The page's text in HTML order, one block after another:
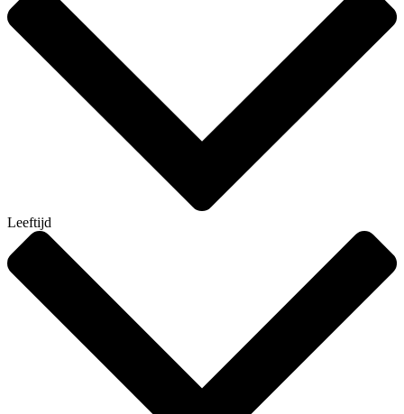
Leeftijd